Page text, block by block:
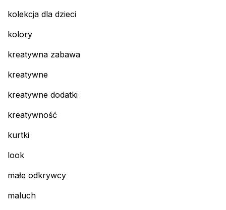
kolekcja dla dzieci
kolory
kreatywna zabawa
kreatywne
kreatywne dodatki
kreatywność
kurtki
look
małe odkrywcy
maluch